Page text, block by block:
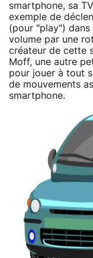
smartphone, sa
exemple de
(pour "play")
volume par une
créateur de cette
Moff, une autre
pour jouer à tout
de mouvements
smartphone.